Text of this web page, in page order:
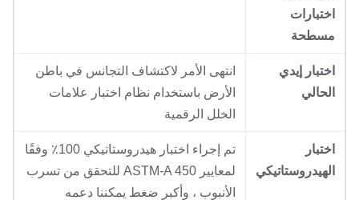
إيدي
انتهى الأمر لاكتشاف التجانس في باطن
الأرض باستخدام نظام اختبار علامات
الخلل الرقمية
تم إجراء اختبار هيدروستاتيكي 100٪ وفقًا
لمعايير ASTM-A 450 للتحقق من تسرب
الأنبوب ، وأكبر ضغط يمكننا دعمه